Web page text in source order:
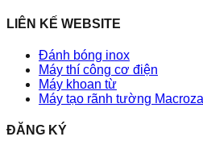
LIÊN KẾ WEBSITE
Đánh bóng inox
Máy thí công cơ điện
Máy khoan từ
Máy tạo rãnh tường Macroza
ĐĂNG KÝ